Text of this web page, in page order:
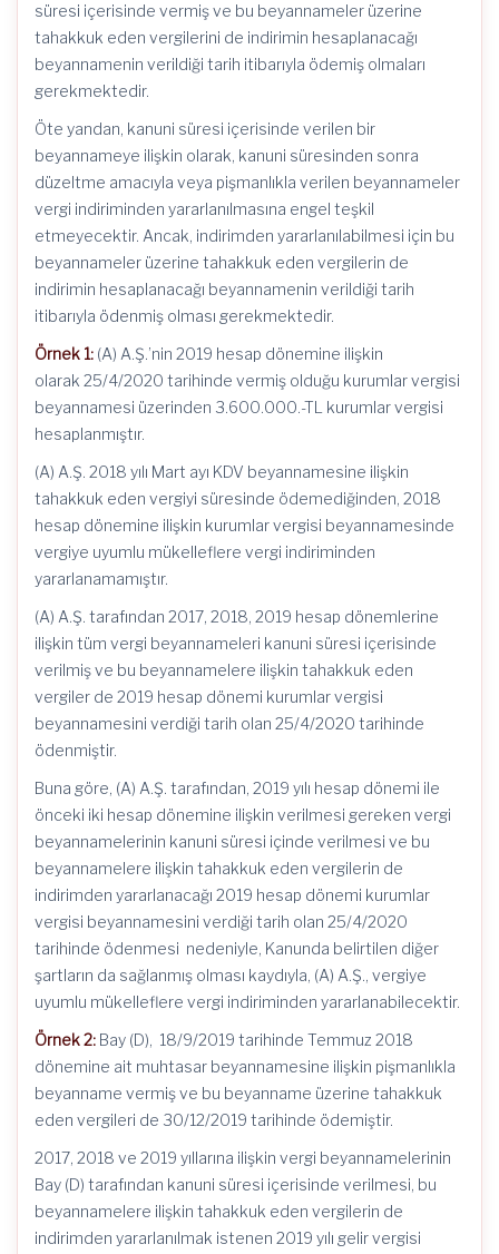
süresi içerisinde vermiş ve bu beyannameler üzerine
tahakkuk eden vergilerini de indirimin hesaplanacağı
beyannamenin verildiği tarih itibarıyla ödemiş olmaları
gerekmektedir.
Öte yandan, kanuni süresi içerisinde verilen bir
beyannameye ilişkin olarak, kanuni süresinden sonra
düzeltme amacıyla veya pişmanlıkla verilen beyannameler
vergi indiriminden yararlanılmasına engel teşkil
etmeyecektir. Ancak, indirimden yararlanılabilmesi için bu
beyannameler üzerine tahakkuk eden vergilerin de
indirimin hesaplanacağı beyannamenin verildiği tarih
itibarıyla ödenmiş olması gerekmektedir.
Örnek 1: (A) A.Ş.’nin 2019 hesap dönemine ilişkin
olarak 25/4/2020 tarihinde vermiş olduğu kurumlar vergisi
beyannamesi üzerinden 3.600.000.-TL kurumlar vergisi
hesaplanmıştır.
(A) A.Ş. 2018 yılı Mart ayı KDV beyannamesine ilişkin
tahakkuk eden vergiyi süresinde ödemediğinden, 2018
hesap dönemine ilişkin kurumlar vergisi beyannamesinde
vergiye uyumlu mükelleflere vergi indiriminden
yararlanamamıştır.
(A) A.Ş. tarafından 2017, 2018, 2019 hesap dönemlerine
ilişkin tüm vergi beyannameleri kanuni süresi içerisinde
verilmiş ve bu beyannamelere ilişkin tahakkuk eden
vergiler de 2019 hesap dönemi kurumlar vergisi
beyannamesini verdiği tarih olan 25/4/2020 tarihinde
ödenmiştir.
Buna göre, (A) A.Ş. tarafından, 2019 yılı hesap dönemi ile
önceki iki hesap dönemine ilişkin verilmesi gereken vergi
beyannamelerinin kanuni süresi içinde verilmesi ve bu
beyannamelere ilişkin tahakkuk eden vergilerin de
indirimden yararlanacağı 2019 hesap dönemi kurumlar
vergisi beyannamesini verdiği tarih olan 25/4/2020
tarihinde ödenmesi nedeniyle, Kanunda belirtilen diğer
şartların da sağlanmış olması kaydıyla, (A) A.Ş., vergiye
uyumlu mükelleflere vergi indiriminden yararlanabilecektir.
Örnek 2: Bay (D), 18/9/2019 tarihinde Temmuz 2018
dönemine ait muhtasar beyannamesine ilişkin pişmanlıkla
beyanname vermiş ve bu beyanname üzerine tahakkuk
eden vergileri de 30/12/2019 tarihinde ödemiştir.
2017, 2018 ve 2019 yıllarına ilişkin vergi beyannamelerinin
Bay (D) tarafından kanuni süresi içerisinde verilmesi, bu
beyannamelere ilişkin tahakkuk eden vergilerin de
indirimden yararlanılmak istenen 2019 yılı gelir vergisi